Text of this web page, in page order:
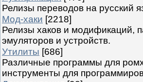
Релизы переводов на русский
Мод-хаки [2218]
Релизы хаков и модификаций,
эмуляторов и устройств.
Утилиты [686]
Различные программы для
инструменты для